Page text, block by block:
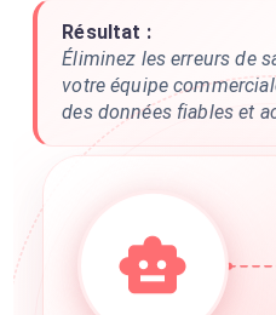
Résultat :
Éliminez les erreurs de
votre équipe
des données fiables et